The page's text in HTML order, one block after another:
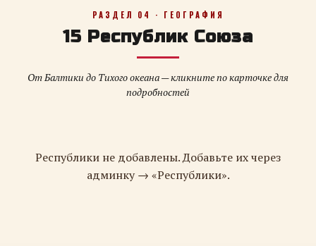
РАЗДЕЛ 04 · ГЕОГРАФИЯ
15 Республик Союза
От Балтики до Тихого океана — кликните по карточке для
подробностей
Республики не добавлены. Добавьте их через
админку → «Республики».